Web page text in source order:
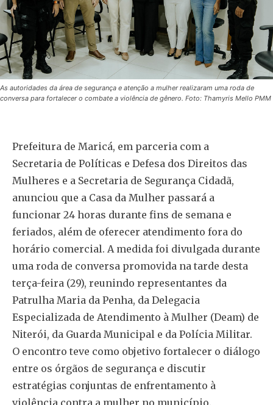
As autoridades da área de segurança e atenção a mulher realizaram uma roda de
conversa para fortalecer o combate a violência de gênero. Foto: Thamyris Mello PMM
Prefeitura de Maricá, em parceria com a
Secretaria de Políticas e Defesa dos Direitos das
Mulheres e a Secretaria de Segurança Cidadã,
anunciou que a Casa da Mulher passará a
funcionar 24 horas durante fins de semana e
feriados, além de oferecer atendimento fora do
horário comercial. A medida foi divulgada durante
uma roda de conversa promovida na tarde desta
terça-feira (29), reunindo representantes da
Patrulha Maria da Penha, da Delegacia
Especializada de Atendimento à Mulher (Deam) de
Niterói, da Guarda Municipal e da Polícia Militar.
O encontro teve como objetivo fortalecer o diálogo
entre os órgãos de segurança e discutir
estratégias conjuntas de enfrentamento à
violência contra a mulher no município.